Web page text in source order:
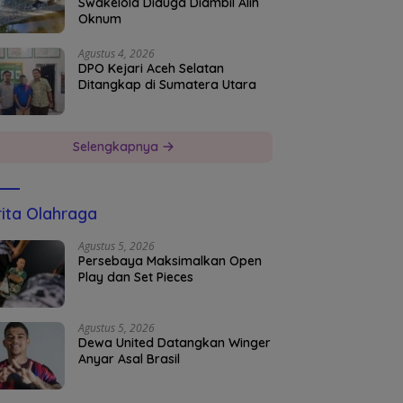
Oknum
Agustus 4, 2026
DPO Kejari Aceh Selatan
Ditangkap di Sumatera Utara
Selengkapnya
Olahraga
Agustus 5, 2026
Persebaya Maksimalkan Open
Play dan Set Pieces
Agustus 5, 2026
Dewa United Datangkan Winger
Anyar Asal Brasil